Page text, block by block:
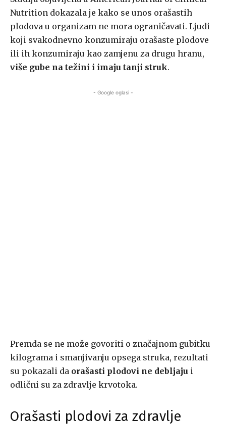
Nutrition dokazala je kako se unos orašastih
plodova u organizam ne mora ograničavati. Ljudi
koji svakodnevno konzumiraju orašaste plodove
ili ih konzumiraju kao zamjenu za drugu hranu,
više gube na težini i imaju tanji struk.
- Google oglasi -
Premda se ne može govoriti o značajnom gubitku
kilograma i smanjivanju opsega struka, rezultati
su pokazali da orašasti plodovi ne debljaju i
odlični su za zdravlje krvotoka.
Orašasti plodovi za zdravlje